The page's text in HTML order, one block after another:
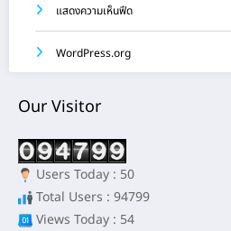
แสดงความเห็นฟีด
WordPress.org
Our Visitor
Users Today : 50
Total Users : 94799
Views Today : 54